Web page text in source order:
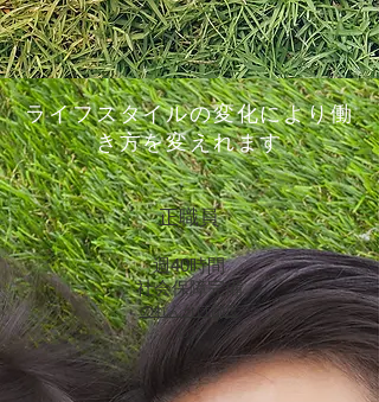
ライフスタイルの変化により働
き方を変えれます
正職員
​週40時間
​社会保障完備
のれん分け制度
​あり